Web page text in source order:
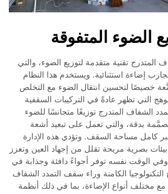
الضوء المتفوقة
تقنية متقدمة لتوزيع الضوء، والتي
إضاءة استثنائية. ويستخدم هذا النظام
خصيصًا لتحسين انتقال الضوء مع التخلص
التي تظهر عادةً في التركيبات السقفية
الشفاف المتدرج توزيعًا متجانسًا للضوء
بدقة، والتي تعمل على تبعيد أشعة
كامل مساحة السقف. وتؤدي هذه الإدارة
بصرية مريحة تقلل من إجهاد العين وتعزز
وفي الوقت نفسه توفر أجواءً دافئة وجذابة في
الكامنة وراء سقف التمدد الشفاف
مع مختلف أنواع الإضاءة، بما في ذلك أنظمة